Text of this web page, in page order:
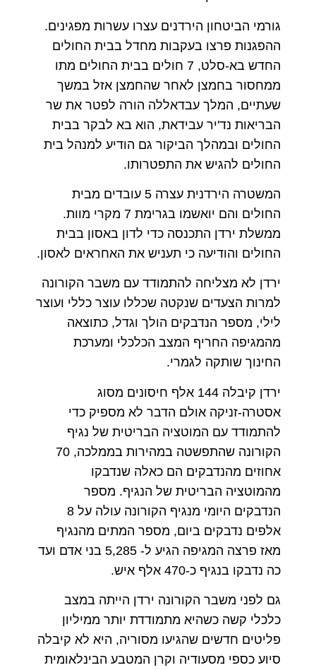
גורמי הביטחון הירדנים עצרו עשרות מפגינים.
ההפגנות פרצו בעקבות מחדל בבית החולים
החדש בא-סלט, 7 חולים בבית החולים מתו
ממחסור בחמצן לאחר שהחמצן אזל במשך
שעתיים, המלך עבדאללה הורה לפטר את שר
הבריאות נד'יר עבידאת, הוא בא לבקר בבית
החולים ובמהלך הביקור גם הודיע למנהל בית
החולים להגיש את התפטרותו.
המשטרה הירדנית עצרה 5 עובדים מבית
החולים והם יואשמו בגרימת 7 מקרי מוות.
ממשלת ירדן התכנסה כדי לדון באסון בבית
החולים והודיעה כי תעניש את האחראים לאסון.
ירדן לא מצליחה להתמודד עם משבר הקורונה
למרות הצעדים שנקטה שכללו עוצר כללי ועוצר
לילי, מספר הנדבקים הולך וגדל, כתוצאה
מהמגיפה החריף המצב הכלכלי ומערכת
החינוך שותקה לגמרי.
ירדן קיבלה 144 אלף חיסונים מסוג
אסטרה-זניקה אולם הדבר לא מספיק כדי
להתמודד עם המוטציה הבריטית של נגיף
הקורונה שהתפשטה במהירות בממלכה, 70
אחוזים מהנדבקים הם כאלה שנדבקו
מהמוטציה הבריטית של הנגיף. מספר
הנדבקים היומי מנגיף הקורונה עולה על 8
אלפים נדבקים ביום, מספר המתים מהנגיף
מאז פרצה המגיפה הגיע ל- 5,285 בני אדם ועד
כה נדבקו בנגיף כ-470 אלף איש.
גם לפני משבר הקורונה ירדן הייתה במצב
כלכלי קשה כשהיא מתמודדת יותר ממיליון
פליטים חדשים שהגיעו מסוריה, היא לא קיבלה
סיוע כספי מסעודיה וקרן המטבע הבינלאומית